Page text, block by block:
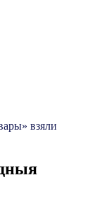
взяли